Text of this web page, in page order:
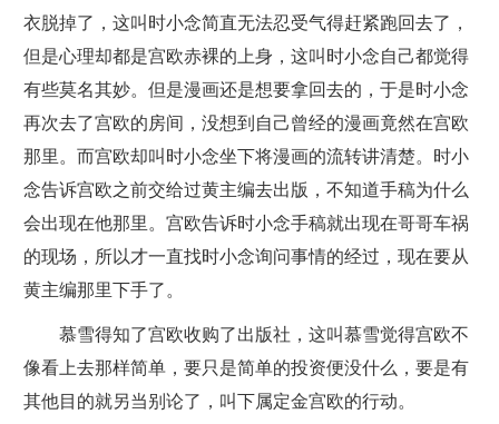
衣脱掉了，这叫时小念简直无法忍受气得赶紧跑回去了，
但是心理却都是宫欧赤裸的上身，这叫时小念自己都觉得
有些莫名其妙。但是漫画还是想要拿回去的，于是时小念
再次去了宫欧的房间，没想到自己曾经的漫画竟然在宫欧
那里。而宫欧却叫时小念坐下将漫画的流转讲清楚。时小
念告诉宫欧之前交给过黄主编去出版，不知道手稿为什么
会出现在他那里。宫欧告诉时小念手稿就出现在哥哥车祸
的现场，所以才一直找时小念询问事情的经过，现在要从
黄主编那里下手了。
慕雪得知了宫欧收购了出版社，这叫慕雪觉得宫欧不
像看上去那样简单，要只是简单的投资便没什么，要是有
其他目的就另当别论了，叫下属定金宫欧的行动。